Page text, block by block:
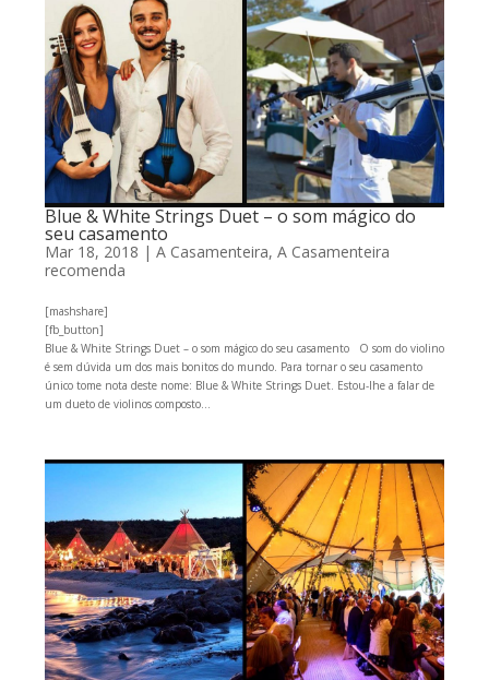
Blue & White Strings Duet – o som mágico do
seu casamento
Mar 18, 2018 | A Casamenteira, A Casamenteira
recomenda
[mashshare]
[fb_button]
Blue & White Strings Duet – o som mágico do seu casamento O som do violino
é sem dúvida um dos mais bonitos do mundo. Para tornar o seu casamento
único tome nota deste nome: Blue & White Strings Duet. Estou-lhe a falar de
um dueto de violinos composto...